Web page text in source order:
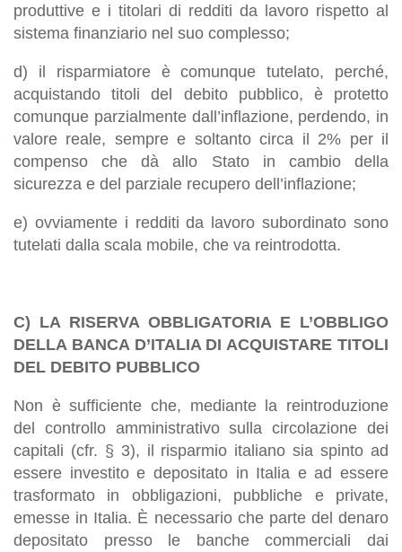
produttive e i titolari di redditi da lavoro rispetto al
sistema finanziario nel suo complesso;
d) il risparmiatore è comunque tutelato, perché,
acquistando titoli del debito pubblico, è protetto
comunque parzialmente dall’inflazione, perdendo, in
valore reale, sempre e soltanto circa il 2% per il
compenso che dà allo Stato in cambio della
sicurezza e del parziale recupero dell’inflazione;
e) ovviamente i redditi da lavoro subordinato sono
tutelati dalla scala mobile, che va reintrodotta.
C) LA RISERVA OBBLIGATORIA E L’OBBLIGO
DELLA BANCA D’ITALIA DI ACQUISTARE TITOLI
DEL DEBITO PUBBLICO
Non è sufficiente che, mediante la reintroduzione
del controllo amministrativo sulla circolazione dei
capitali (cfr. § 3), il risparmio italiano sia spinto ad
essere investito e depositato in Italia e ad essere
trasformato in obbligazioni, pubbliche e private,
emesse in Italia. È necessario che parte del denaro
depositato presso le banche commerciali dai